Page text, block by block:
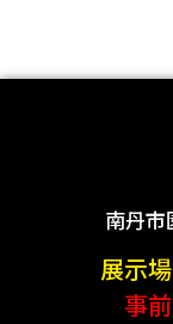
南丹
展示
事